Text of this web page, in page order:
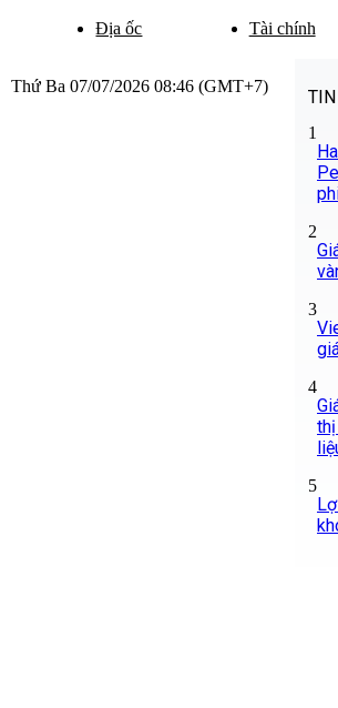
Địa ốc Tài chính
Thứ Ba 07/07/2026 08:46 (GMT+7)
1
2
3
4
5